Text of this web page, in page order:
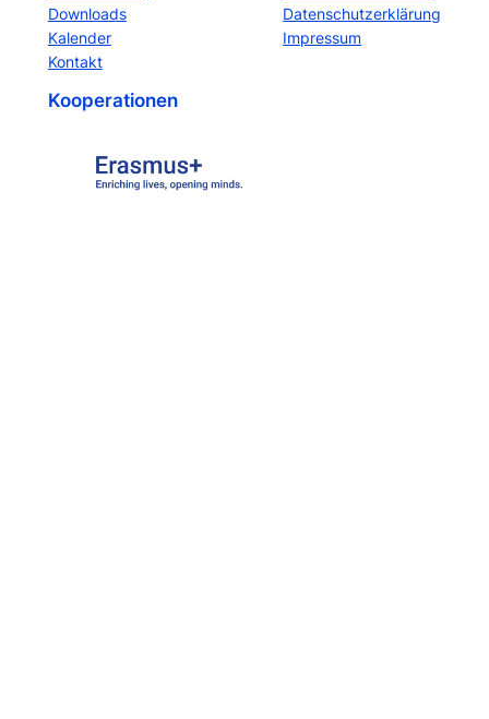
Downloads
Kalender
Kontakt
Datenschutzerklärung
Impressum
Kooperationen